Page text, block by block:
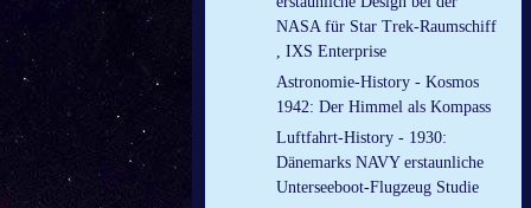
NASA für Star Trek-Raumschiff
, IXS Enterprise
Astronomie-History - Kosmos
1942: Der Himmel als Kompass
Luftfahrt-History - 1930:
Dänemarks NAVY erstaunliche
Unterseeboot-Flugzeug Studie